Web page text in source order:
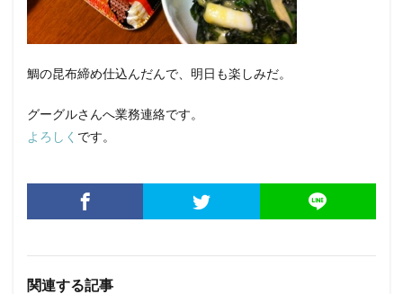
鯛の昆布締め仕込んだんで、明日も楽しみだ。
グーグルさんへ業務連絡です。
よろしく です。
関連する記事